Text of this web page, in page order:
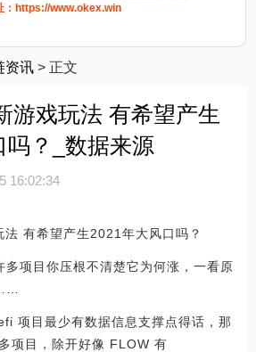
：https://www.okex.win
资讯 > 正文
游戏玩法 有希望产生
吗？_数据来源
16:02:34
有希望产生2021年大风口吗？
项目你压根不清楚它为何涨，一看原
项目最少有数据信息支撑点得话，那
项目，除开好像 FLOW 有